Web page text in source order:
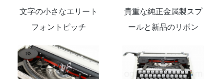
文字の小さなエリート
フォントピッチ
貴重な純正金属製スプ
ールと新品のリボン